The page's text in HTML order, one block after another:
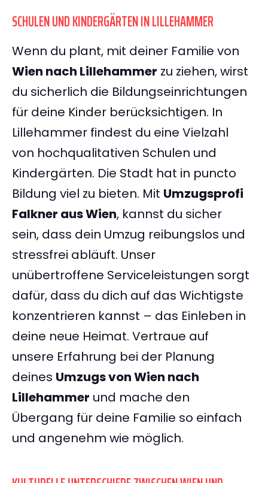
SCHULEN UND KINDERGÄRTEN IN LILLEHAMMER
Wenn du plant, mit deiner Familie von
Wien nach Lillehammer zu ziehen, wirst
du sicherlich die Bildungseinrichtungen
für deine Kinder berücksichtigen. In
Lillehammer findest du eine Vielzahl
von hochqualitativen Schulen und
Kindergärten. Die Stadt hat in puncto
Bildung viel zu bieten. Mit Umzugsprofi
Falkner aus Wien, kannst du sicher
sein, dass dein Umzug reibungslos und
stressfrei abläuft. Unser
unübertroffene Serviceleistungen sorgt
dafür, dass du dich auf das Wichtigste
konzentrieren kannst – das Einleben in
deine neue Heimat. Vertraue auf
unsere Erfahrung bei der Planung
deines Umzugs von Wien nach
Lillehammer und mache den
Übergang für deine Familie so einfach
und angenehm wie möglich.